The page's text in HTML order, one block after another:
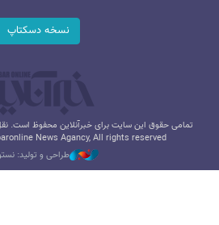
نسخه دسکتاپ
تمامی حقوق این سایت برای خبرآنلاین محفوظ است.
News Agancy, All rights reserved
طراحی و تولید: